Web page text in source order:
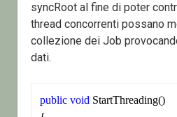
syncRoot al fine di poter
thread concorrenti possano
collezione dei Job
dati.
public void StartThreading()